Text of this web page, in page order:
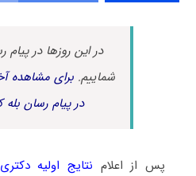
در این روزها در پیام
شماییم.برای مشاهده
در پیام رسان
پس از اعلام نتایج اولیه دکتری ۱۴۰۵